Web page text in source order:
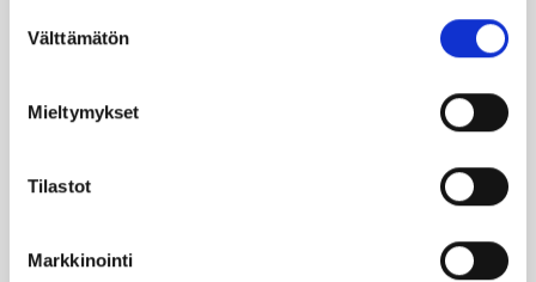
valinta
Välttämätön
Mieltymykset
Tilastot
Markkinointi
Läm­möl­lä on ener­gia­te­hok­kuus­so­pi­mus
Höy­lä IV:n kulut­ta­ja­tie­do­tus­ka­na­va. Läm­
möl­lä-leh­ti uuti­soi ja taus­toit­taa ajan­koh­
tai­sia asioi­ta öljy­läm­mi­tyk­ses­tä ja laa­jem­
ja lait­teis­to­jen huol­los­ta ja kun­nos­sa­pi­